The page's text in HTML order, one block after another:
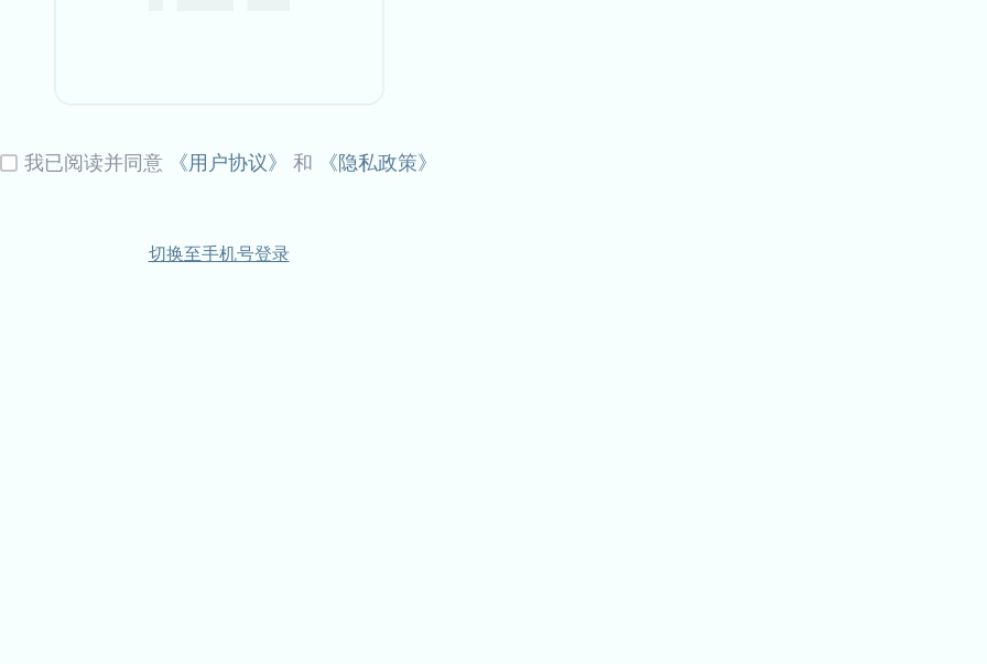
我已阅读并同意 《用户协议》 和 《隐私政策》
切换至手机号登录